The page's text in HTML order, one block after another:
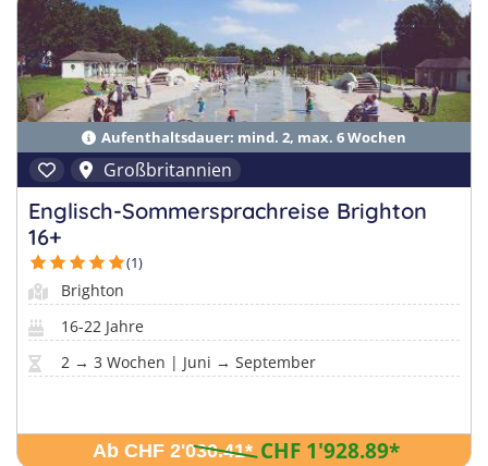
Aufenthaltsdauer: mind. 2, max. 6 Wochen
Großbritannien
Englisch-Sommersprachreise Brighton
16+
(1)
Brighton
16-22 Jahre
2 → 3 Wochen | Juni → September
Ab CHF 2'030.41* CHF 1'928.89*